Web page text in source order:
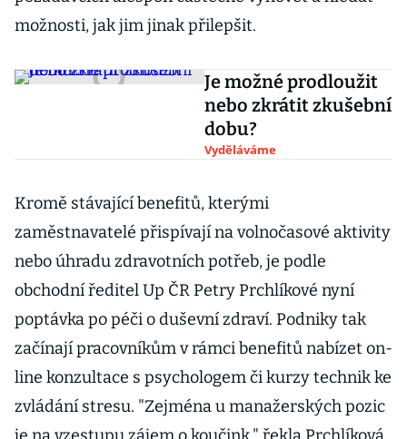
možnosti, jak jim jinak přilepšit.
Je možné prodloužit
nebo zkrátit zkušební
dobu?
Vyděláváme
Kromě stávající benefitů, kterými
zaměstnavatelé přispívají na volnočasové aktivity
nebo úhradu zdravotních potřeb, je podle
obchodní ředitel Up ČR Petry Prchlíkové nyní
poptávka po péči o duševní zdraví. Podniky tak
začínají pracovníkům v rámci benefitů nabízet on-
line konzultace s psychologem či kurzy technik ke
zvládání stresu. "Zejména u manažerských pozic